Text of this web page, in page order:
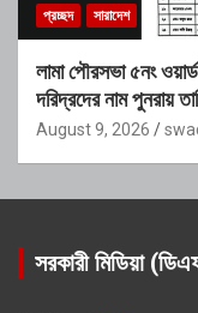
প্রচ্ছদ সারাদেশ
লামা পৌরসভা ৫নং
দরিদ্রদের নাম পুনরায়
August 9, 2026
সরকারী মিডিয়া